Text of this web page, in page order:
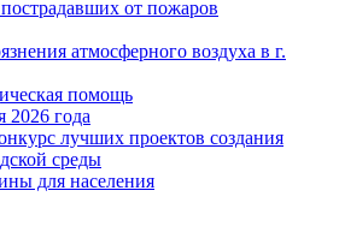
от пожаров
атмосферного воздуха в г.
помощь
2026 года
лучших проектов создания
среды
для населения